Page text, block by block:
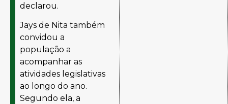
declarou.
Jays de Nita também
convidou a
população a
acompanhar as
atividades legislativas
ao longo do ano.
Segundo ela, a